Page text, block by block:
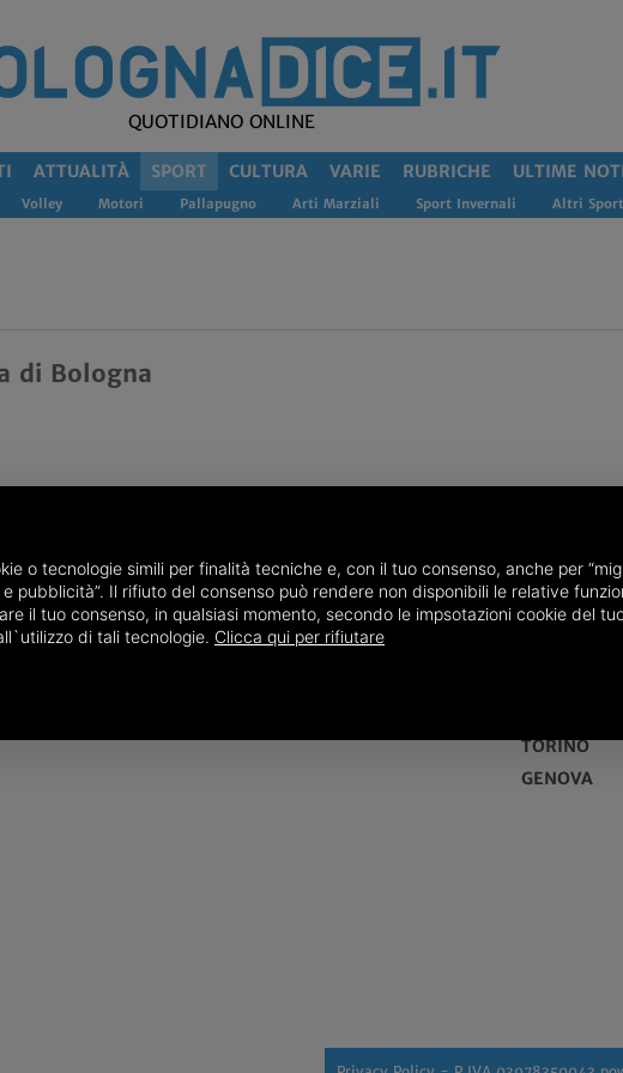
QUOTIDIANO ONLINE
ATTUALITÀ SPORT CULTURA VARIE RUBRICHE ULTIME
Volley Motori Pallapugno Arti Marziali Sport Invernali Altri Sport
di Bologna
informazioni...
TERRITORI EDIZIONI
TORINO
GENOVA
o tecnologie simili per finalità tecniche e, con il tuo consenso, anche per
e pubblicità”. Il rifiuto del consenso può rendere non disponibili le relative
il tuo consenso, in qualsiasi momento, secondo le impsotazioni cookie del
di tali tecnologie. Clicca qui per rifiutare